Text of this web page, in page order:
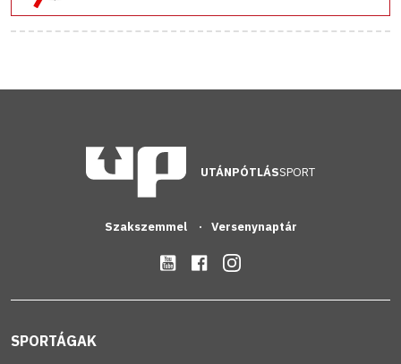
UTÁNPÓTLÁSSPORT
Szakszemmel Versenynaptár
SPORTÁGAK